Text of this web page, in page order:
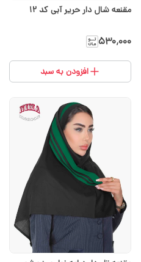
مقنعه شال دار حریر آبی کد 12
۵۳۰٬۰۰۰
افزودن به سبد